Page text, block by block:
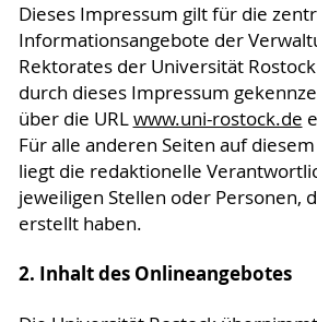
Dieses Impressum gilt für die
Informationsangebote der
Rektorates der Universität
durch dieses Impressum
über die URLwww.uni-rostock.de
Für alle anderen Seiten auf
liegt die redaktionelle
jeweiligen Stellen oder Personen,
erstellt haben.
2. Inhalt des Onlineangebotes